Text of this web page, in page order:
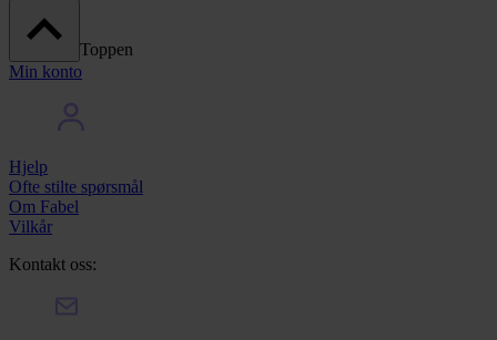
Toppen
Min konto
Hjelp
Ofte stilte spørsmål
Om Fabel
Vilkår
Kontakt oss: